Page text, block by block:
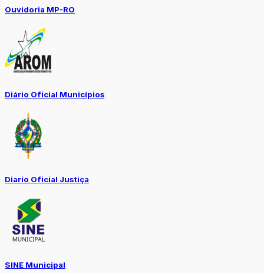
Ouvidoria MP-RO
Diário Oficial Municípios
Diario Oficial Justiça
SINE Municipal